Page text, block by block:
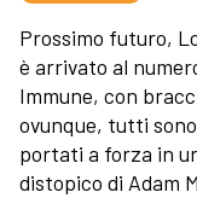
Prossimo futuro,
è arrivato al
Immune, con
ovunque, tutti
portati a forza in
distopico di Adam